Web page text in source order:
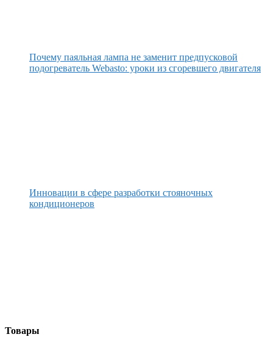
Почему паяльная лампа не заменит предпусковой
подогреватель Webasto: уроки из сгоревшего двигателя
Инновации в сфере разработки стояночных
кондиционеров
Товары